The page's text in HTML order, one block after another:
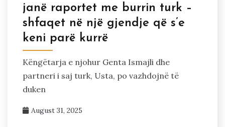
janë raportet me burrin turk –
shfaqet në një gjendje që s’e
keni parë kurrë
Këngëtarja e njohur Genta Ismajli dhe
partneri i saj turk, Usta, po vazhdojnë të
duken
August 31, 2025